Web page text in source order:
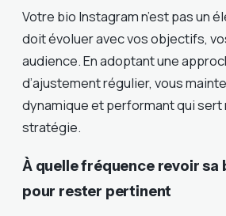
Votre bio Instagram n’est pas un
doit évoluer avec vos objectifs,
audience. En adoptant une
d’ajustement régulier, vous
dynamique et performant qui
stratégie.
À quelle fréquence revoir sa
pour rester pertinent